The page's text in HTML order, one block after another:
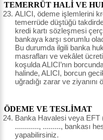
TEMERRÜT HALİ VE
ALICI, ödeme işlemlerini
temerrüde düştüğü
kredi kartı sözleşmesi
bankaya karşı sorumlu
Bu durumda ilgili banka
masrafları ve vekâlet
koşulda ALICI’nın
halinde, ALICI, borcun
uğradığı zarar ve
ÖDEME VE TESLİMAT
Banka Havalesi veya EFT
............, ........., bankası
yapabilirsiniz.